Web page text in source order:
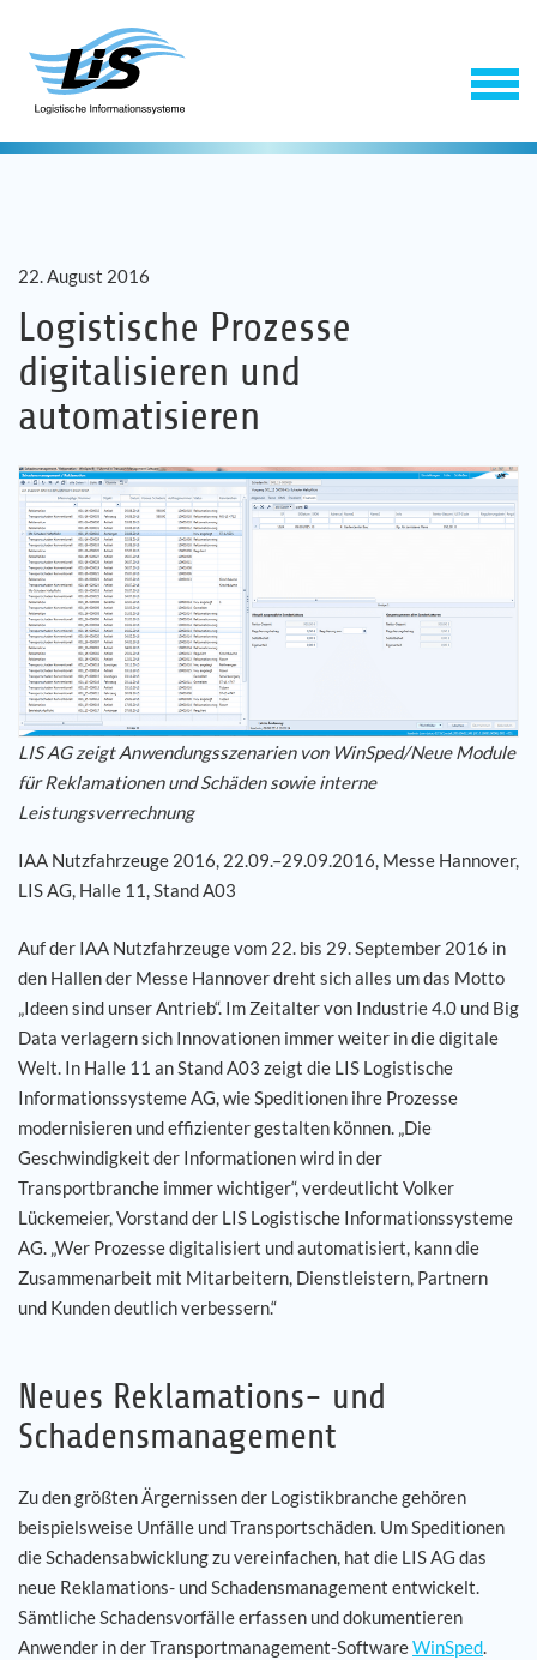
Software
Unternehmen
Karriere
Referenzen
News
Kontakt
DE
22. August 2016
Logistische Prozesse
digitalisieren und
automatisieren
LIS AG zeigt Anwendungsszenarien von WinSped/Neue Module
für Reklamationen und Schäden sowie interne
Leistungsverrechnung
IAA Nutzfahrzeuge 2016, 22.09.–29.09.2016, Messe Hannover,
LIS AG, Halle 11, Stand A03
Auf der IAA Nutzfahrzeuge vom 22. bis 29. September 2016 in
den Hallen der Messe Hannover dreht sich alles um das Motto
„Ideen sind unser Antrieb“. Im Zeitalter von Industrie 4.0 und Big
Data verlagern sich Innovationen immer weiter in die digitale
Welt. In Halle 11 an Stand A03 zeigt die LIS Logistische
Informationssysteme AG, wie Speditionen ihre Prozesse
modernisieren und effizienter gestalten können. „Die
Geschwindigkeit der Informationen wird in der
Transportbranche immer wichtiger“, verdeutlicht Volker
Lückemeier, Vorstand der LIS Logistische Informationssysteme
AG. „Wer Prozesse digitalisiert und automatisiert, kann die
Zusammenarbeit mit Mitarbeitern, Dienstleistern, Partnern
und Kunden deutlich verbessern.“
Neues Reklamations- und
Schadensmanagement
Zu den größten Ärgernissen der Logistikbranche gehören
beispielsweise Unfälle und Transportschäden. Um Speditionen
die Schadensabwicklung zu vereinfachen, hat die LIS AG das
neue Reklamations- und Schadensmanagement entwickelt.
Sämtliche Schadensvorfälle erfassen und dokumentieren
Anwender in der Transportmanagement-SoftwareWinSped.